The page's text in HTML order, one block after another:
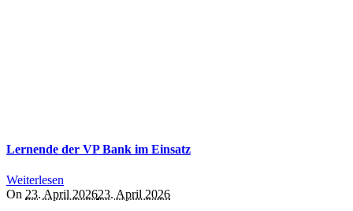
Lernende der VP Bank im Einsatz
Weiterlesen
On 23. April 202623. April 2026